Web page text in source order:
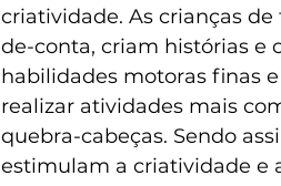
criatividade. As crianças
de-conta, criam histórias e
habilidades motoras finas
realizar atividades mais
quebra-cabeças. Sendo
estimulam a criatividade e